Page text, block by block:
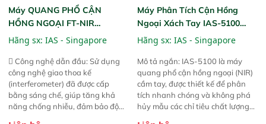
Máy QUANG PHỔ CẬN
HỒNG NGOẠI FT-NIR
Analyzer Vista-R
Hãng sx: IAS - Singapore
 Công nghệ dẫn đầu: Sử dụng
công nghệ giao thoa kế
(interferometer) đã được cấp
bằng sáng chế, giúp tăng khả
năng chống nhiễu, đảm bảo độ
Máy Phân Tích Cận Hồng
Ngoại Xách Tay IAS-5100
(Portable NIR Analyzer)
Hãng sx: IAS - Singapore
Mô tả ngắn: IAS-5100 là máy
quang phổ cận hồng ngoại (NIR)
cầm tay, được thiết kế để phân
tích nhanh chóng và không phá
hủy mẫu các chỉ tiêu chất lượng